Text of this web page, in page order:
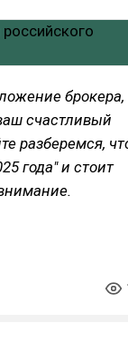
брокера,
счастливый
разберемся,
года" и стоит